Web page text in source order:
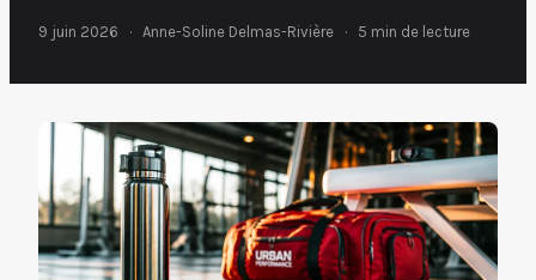
9 juin 2026 · Anne-Soline Delmas-Rivière · 5 min de lecture